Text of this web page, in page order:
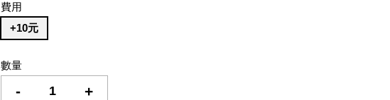
費用
+10元
數量
- +